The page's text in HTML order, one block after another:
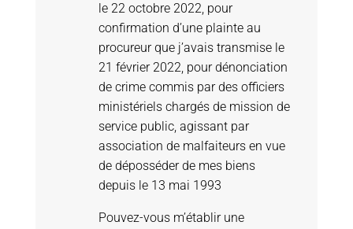
le 22 octobre 2022, pour
confirmation d’une plainte au
procureur que j’avais transmise le
21 février 2022, pour dénonciation
de crime commis par des officiers
ministériels chargés de mission de
service public, agissant par
association de malfaiteurs en vue
de déposséder de mes biens
depuis le 13 mai 1993
Pouvez-vous m’établir une